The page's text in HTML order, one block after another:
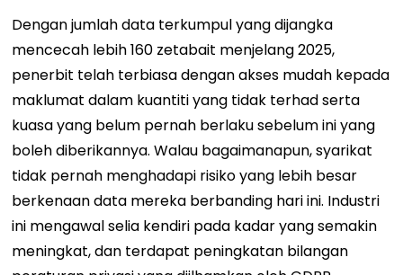
Dengan jumlah data terkumpul yang dijangka
mencecah lebih 160 zetabait menjelang 2025,
penerbit telah terbiasa dengan akses mudah kepada
maklumat dalam kuantiti yang tidak terhad serta
kuasa yang belum pernah berlaku sebelum ini yang
boleh diberikannya. Walau bagaimanapun, syarikat
tidak pernah menghadapi risiko yang lebih besar
berkenaan data mereka berbanding hari ini. Industri
ini mengawal selia kendiri pada kadar yang semakin
meningkat, dan terdapat peningkatan bilangan